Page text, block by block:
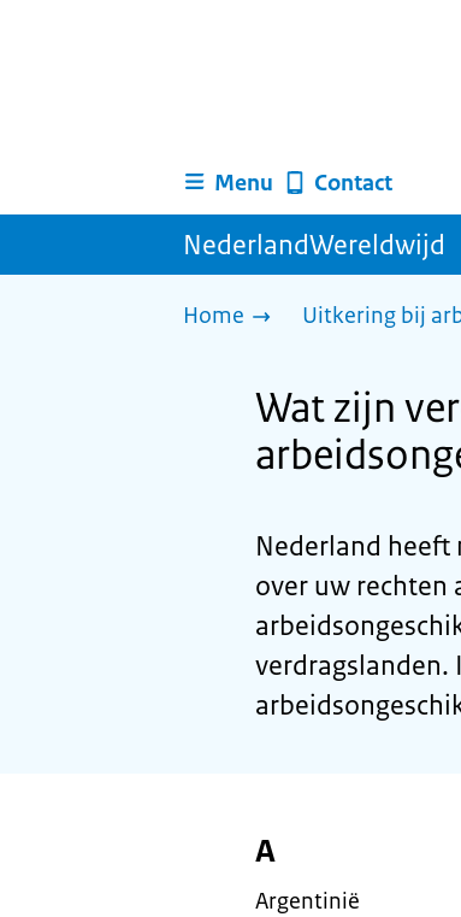
Menu Contact
NederlandWereldwijd
Home Uitkering bij
Wat zijn
Nederland heeft
over uw rechten
verdragslanden.
A
Argentinië